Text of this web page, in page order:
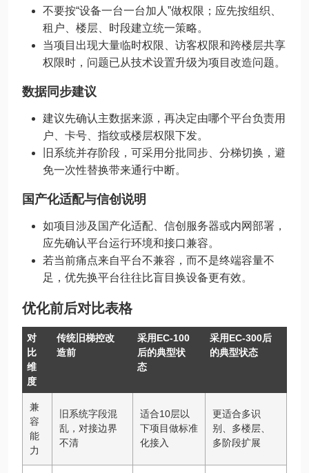
不要按“设备一台一台加人”做权限；应先按组织、
租户、楼层、时段建立统一策略。
当项目出现大量临时权限、访客权限和跨楼层共享
权限时，问题已从技术设置升级为项目改造问题。
数据同步建议
建议先确认主数据来源，再决定由哪个平台负责用
户、卡号、指纹或楼层权限下发。
旧系统并存阶段，可采用分批同步、分梯切换，避
免一次性替换带来通行中断。
国产化适配与信创说明
如项目涉及国产化适配、信创服务器或内网部署，
应先确认平台运行环境和接口兼容。
若当前痛点来自平台不兼容，而不是终端容量不
足，优先换平台往往比盲目换设备更有效。
优化前后对比表格
对
比
维
度
传统旧梯控改
造前
采用EC-100
后的典型状
态
采用EC-300后
的典型状态
兼
容
能
力
旧系统字段混
乱，对接边界
不清
适合10层以
下项目做标准
化接入
更适合多识
别、多楼层、
多阶段扩展